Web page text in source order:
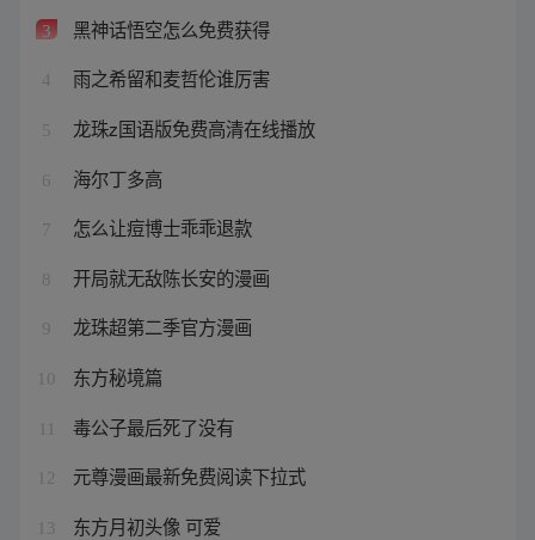
3 黑神话悟空怎么免费获得
4 雨之希留和麦哲伦谁厉害
5 龙珠z国语版免费高清在线播放
6 海尔丁多高
7 怎么让痘博士乖乖退款
8 开局就无敌陈长安的漫画
9 龙珠超第二季官方漫画
10 东方秘境篇
毒公子最后死了没有
12 元尊漫画最新免费阅读下拉式
13 东方月初头像 可爱